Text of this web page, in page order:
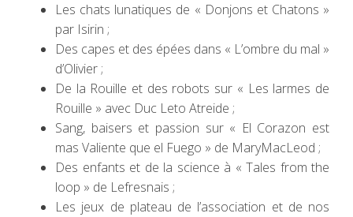
Les chats lunatiques de « Donjons et Chatons »
par Isirin ;
Des capes et des épées dans « L’ombre du mal »
d’Olivier ;
De la Rouille et des robots sur « Les larmes de
Rouille » avec Duc Leto Atreide ;
Sang, baisers et passion sur « El Corazon est
mas Valiente que el Fuego » de MaryMacLeod ;
Des enfants et de la science à « Tales from the
loop » de Lefresnais ;
Les jeux de plateau de l’association et de nos